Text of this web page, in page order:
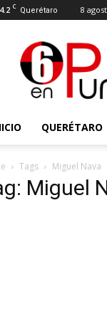
C Querétaro 8
QUERÉTARO
Tags Miguel Nava
Miguel